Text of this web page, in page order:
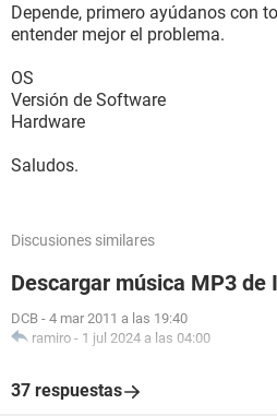
Depende, primero ayúdanos con
entender mejor el problema.
OS
Versión de Software
Hardware
Saludos.
Discusiones similares
Descargar música MP3 de
DCB - 4 mar 2011 a las 19:40
ramiro - 1 jul 2024 a las 04:00
37 respuestas